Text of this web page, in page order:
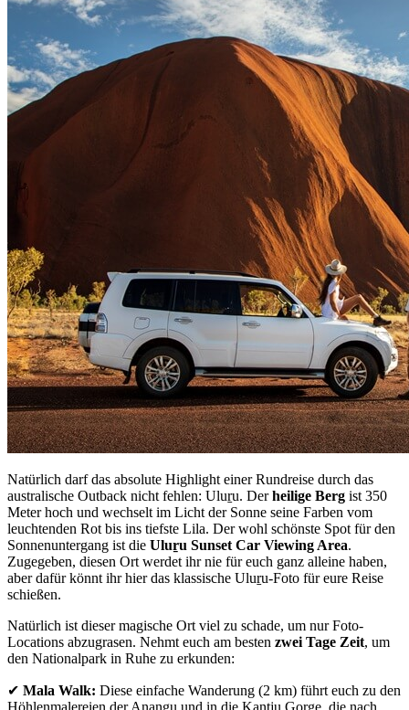
Natürlich darf das absolute Highlight einer Rundreise durch das
australische Outback nicht fehlen: Uluṟu. Derheilige Berg ist 350
Meter hoch und wechselt im Licht der Sonne seine Farben vom
leuchtenden Rot bis ins tiefste Lila. Der wohl schönste Spot für den
Sonnenuntergang ist die Uluṟu Sunset Car Viewing Area.
Zugegeben, diesen Ort werdet ihr nie für euch ganz alleine haben,
aber dafür könnt ihr hier das klassische Uluṟu-Foto für eure Reise
schießen.
Natürlich ist dieser magische Ort viel zu schade, um nur Foto-
Locations abzugrasen. Nehmt euch am besten zwei Tage Zeit, um
den Nationalpark in Ruhe zu erkunden:
✔ Mala Walk: Diese einfache Wanderung (2 km) führt euch zu den
Höhlenmalereien der Anangu und in die Kantju Gorge, die nach